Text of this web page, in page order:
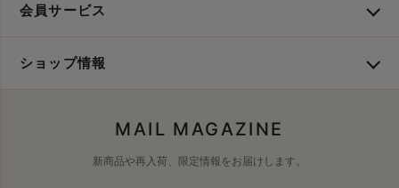
会員サービス
ショップ情報
MAIL MAGAZINE
新商品や再入荷、限定情報をお届けします。